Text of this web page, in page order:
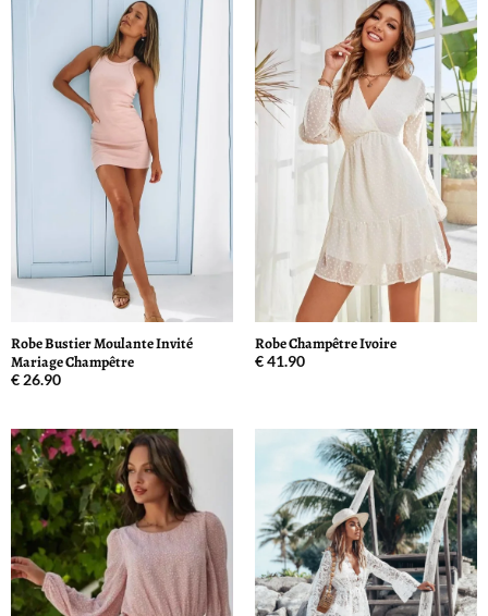
Robe Bustier Moulante Invité
Mariage Champêtre
€26.90
Robe Champêtre Ivoire
€41.90